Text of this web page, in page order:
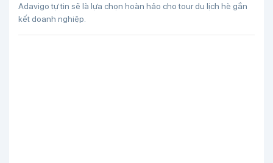
Adavigo tự tin sẽ là lựa chọn hoàn hảo cho tour du lịch hè gắn
kết doanh nghiệp.